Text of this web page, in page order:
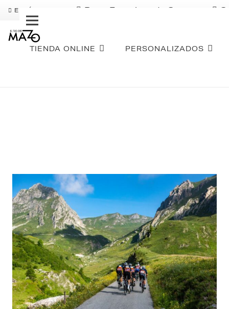
ENVÍO GRATIS Pago Fraccionado Sequra
TIENDA ONLINE PERSONALIZADOS